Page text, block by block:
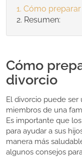
Cómo
Resumen:
Cómo
divorcio
El divorcio puede ser
miembros de una
Es importante que
para ayudar a sus
manera más
algunos consejos